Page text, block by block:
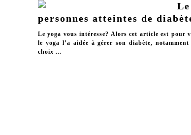
personnes atteintes de
Le yoga vous intéresse? Alors cet article est pour
le yoga l’a aidée à gérer son diabète,
choix ...